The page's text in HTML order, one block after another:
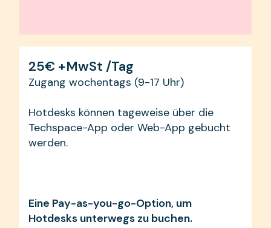
25€ +MwSt /Tag
Zugang wochentags (9-17 Uhr)
Hotdesks können tageweise über die
Techspace-App oder Web-App gebucht
werden.
Eine Pay-as-you-go-Option, um
Hotdesks unterwegs zu buchen.